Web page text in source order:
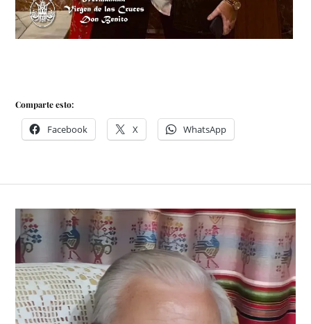
Comparte esto:
Facebook X WhatsApp